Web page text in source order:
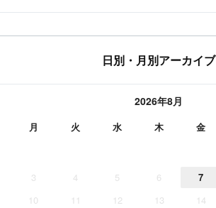
日別・月別アーカイブ
2026年8月
月 火 水 木 金
3
4 5 6 7
10
11 12 13 14